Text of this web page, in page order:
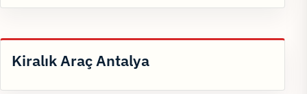
Kiralık Araç Antalya